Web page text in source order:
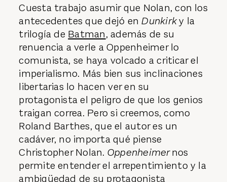
Cuesta trabajo asumir que Nolan, con los
antecedentes que dejó enDunkirky la
trilogía de Batman, además de su
renuencia a verle a Oppenheimer lo
comunista, se haya volcado a criticar el
imperialismo. Más bien sus inclinaciones
libertarias lo hacen ver en su
protagonista el peligro de que los genios
traigan correa. Pero si creemos, como
Roland Barthes, que el autor es un
cadáver, no importa qué piense
Christopher Nolan. Oppenheimernos
permite entender el arrepentimiento y la
ambigüedad de su protagonista